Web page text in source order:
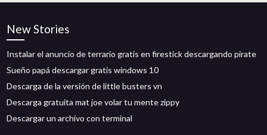
New Stories
Instalar el anuncio de terrario gratis en firestick descargando pirate
Sueño papá descargar gratis windows 10
Descarga de la versión de little busters vn
Descarga gratuita mat joe volar tu mente zippy
Descargar un archivo con terminal